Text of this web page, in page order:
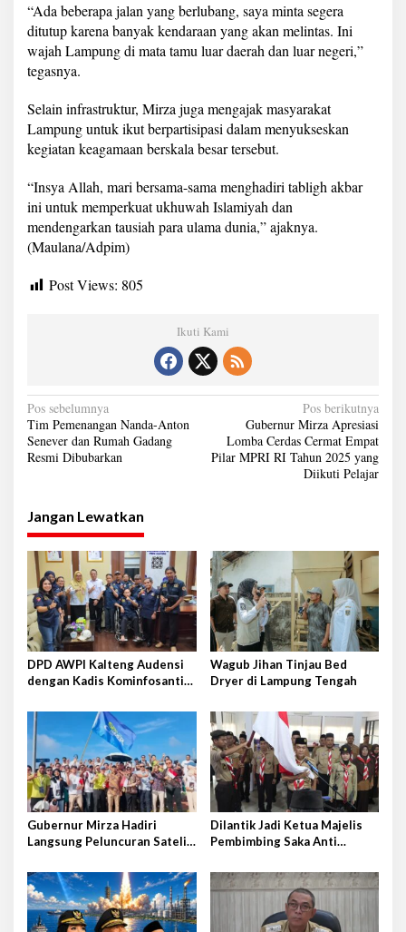
“Ada beberapa jalan yang berlubang, saya minta segera
ditutup karena banyak kendaraan yang akan melintas. Ini
wajah Lampung di mata tamu luar daerah dan luar negeri,”
tegasnya.
Selain infrastruktur, Mirza juga mengajak masyarakat
Lampung untuk ikut berpartisipasi dalam menyukseskan
kegiatan keagamaan berskala besar tersebut.
“Insya Allah, mari bersama-sama menghadiri tabligh akbar
ini untuk memperkuat ukhuwah Islamiyah dan
mendengarkan tausiah para ulama dunia,” ajaknya.
(Maulana/Adpim)
Post Views: 805
Ikuti Kami
N
a
v
g
a
s
i
p
o
s
Pos sebelumnya
Tim Pemenangan Nanda-Anton
Senever dan Rumah Gadang
Resmi Dibubarkan
Pos berikutnya
Gubernur Mirza Apresiasi
Lomba Cerdas Cermat Empat
Pilar MPRI RI Tahun 2025 yang
Diikuti Pelajar
Jangan Lewatkan
DPD AWPI Kalteng Audensi
dengan Kadis Kominfosantik
Rencana Kongnas II AWPI se-
Indonesia
Wagub Jihan Tinjau Bed
Dryer di Lampung Tengah
Gubernur Mirza Hadiri
Langsung Peluncuran Satelit
Tiongkok Timur
Dilantik Jadi Ketua Majelis
Pembimbing Saka Anti
Selatan, Kepala BNNK
Pramuka Garda P4GN